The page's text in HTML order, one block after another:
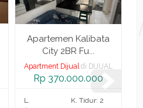
Apartemen Kalibata
City 2BR Fu...
Apartment Dijual di DIJUAL
Rp 370.000.000
L.
K. Tidur: 2